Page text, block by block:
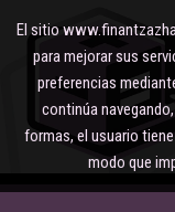
edukira
El sitio
para mejorar sus
preferencias
continúa
formas, el usuario
modo que